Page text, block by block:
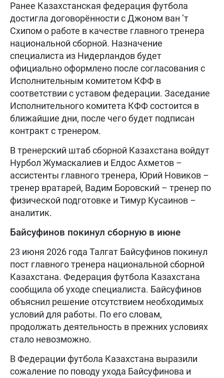
Ранее Казахстанская федерация футбола
достигла договорённости с Джоном ван ’т
Схипом о работе в качестве главного тренера
национальной сборной. Назначение
специалиста из Нидерландов будет
официально оформлено после согласования с
Исполнительным комитетом КФФ в
соответствии с уставом федерации. Заседание
Исполнительного комитета КФФ состоится в
ближайшие дни, после чего будет подписан
контракт с тренером.
В тренерский штаб сборной Казахстана войдут
Нурбол Жумаскалиев и Елдос Ахметов –
ассистенты главного тренера, Юрий Новиков –
тренер вратарей, Вадим Боровский – тренер по
физической подготовке и Тимур Кусаинов –
аналитик.
Байсуфинов покинул сборную в июне
23 июня 2026 года Талгат Байсуфинов покинул
пост главного тренера национальной сборной
Казахстана. Федерация футбола Казахстана
сообщила об уходе специалиста. Байсуфинов
объяснил решение отсутствием необходимых
условий для работы. По его словам,
продолжать деятельность в прежних условиях
стало невозможно.
В Федерации футбола Казахстана выразили
сожаление по поводу ухода Байсуфинова и